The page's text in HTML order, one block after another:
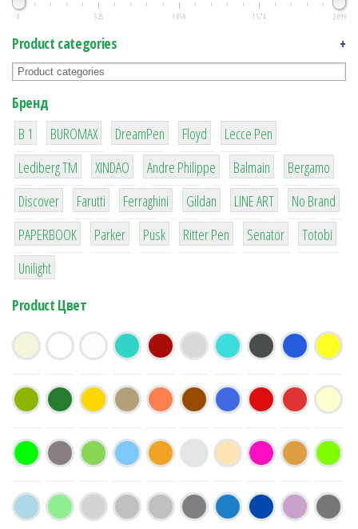
0 525 1 050 1 574 2 099
Product categories +
Бренд
B 1
1
BUROMAX
1
DreamPen
2
Floyd
2
Lecce Pen
3
Lediberg ТМ
3
XINDAO
1
Andre Philippe
4
Balmain
26
Bergamo
64
Discover
299
Farutti
4
Ferraghini
42
Gildan
4
LINE ART
90
No Brand
8
PAPERBOOK
6
Parker
2
Pusk
22
Ritter Pen
15
Senator
43
Totobi
1
Unilight
Product Цвет